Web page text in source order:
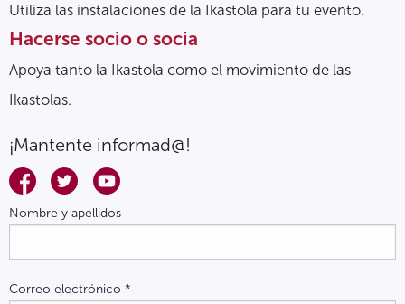
Utiliza las instalaciones de la Ikastola para tu evento.
Hacerse socio o socia
Apoya tanto la Ikastola como el movimiento de las
Ikastolas.
¡Mantente informad@!
Nombre y apellidos
Correo electrónico *